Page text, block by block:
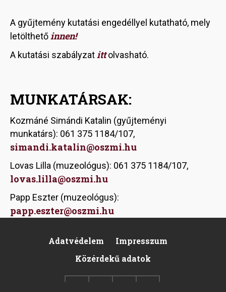
A gyűjtemény kutatási engedéllyel kutatható, mely
letölthetőinnen!
A kutatási szabályzatitt olvasható.
MUNKATÁRSAK:
Kozmáné Simándi Katalin (gyűjteményi
munkatárs): 061 375 1184/107,
simandi.katalin@oszmi.hu
Lovas Lilla (muzeológus): 061 375 1184/107,
lovas.lilla@oszmi.hu
Papp Eszter (muzeológus):
papp.eszter@oszmi.hu
Adatvédelem
Impresszum
Közérdekű adatok